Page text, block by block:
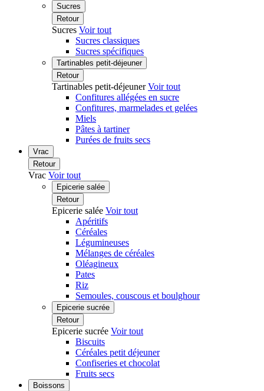
Sucres
Retour
Sucres Voir tout
Sucres classiques
Sucres spécifiques
Tartinables petit-déjeuner
Retour
Tartinables petit-déjeunerVoir tout
Confitures allégées en sucre
Confitures, marmelades et gelées
Miels
Pâtes à tartiner
Purées de fruits secs
Vrac
Retour
Vrac Voir tout
Epicerie salée
Retour
Epicerie salée Voir tout
Apéritifs
Céréales
Légumineuses
Mélanges de céréales
Oléagineux
Pates
Riz
Semoules, couscous et boulghour
Epicerie sucrée
Retour
Epicerie sucrée Voir tout
Biscuits
Céréales petit déjeuner
Confiseries et chocolat
Fruits secs
Boissons